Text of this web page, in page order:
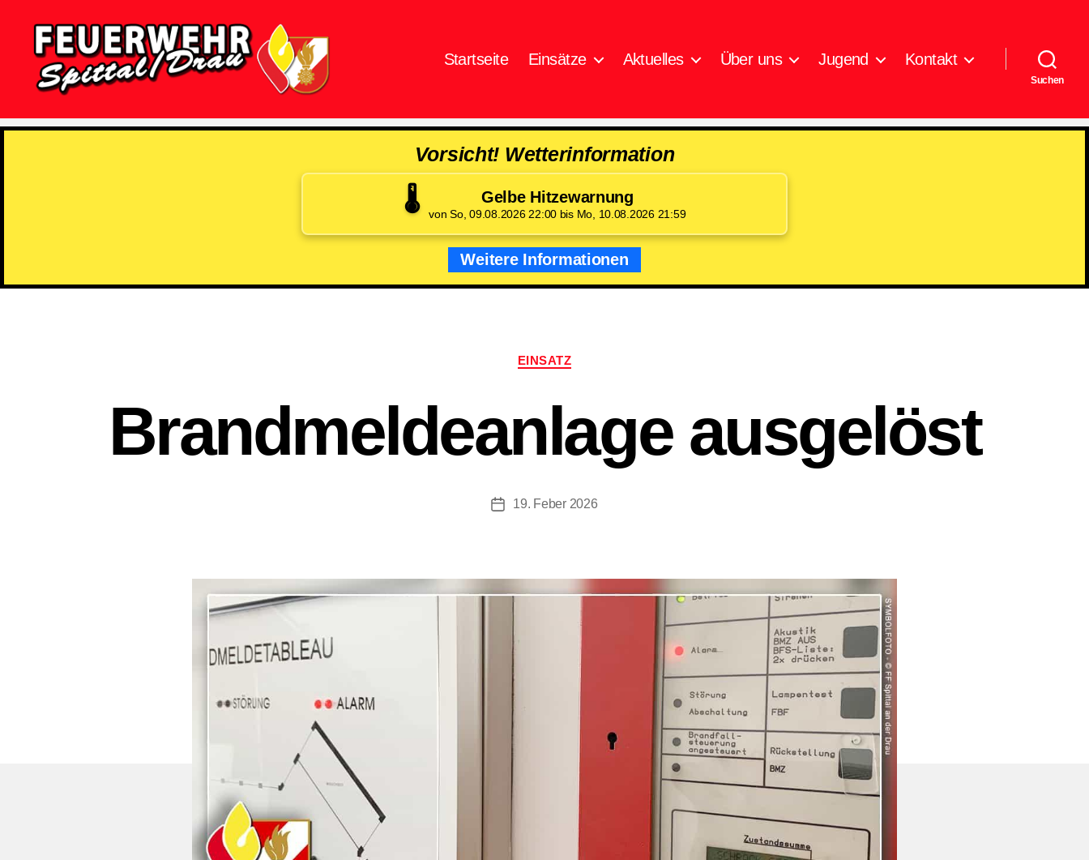
Spittal/Drau
Startseite Einsätze Aktuelles Über uns Jugend Kontakt
Suchen
Vorsicht! Wetterinformation
🌡️ Gelbe Hitzewarnung
von So, 09.08.2026 22:00 bis Mo, 10.08.2026 21:59
Weitere Informationen
Kategorien
EINSATZ
Brandmeldeanlage ausgelöst
Beitragsdatum
19. Feber 2026